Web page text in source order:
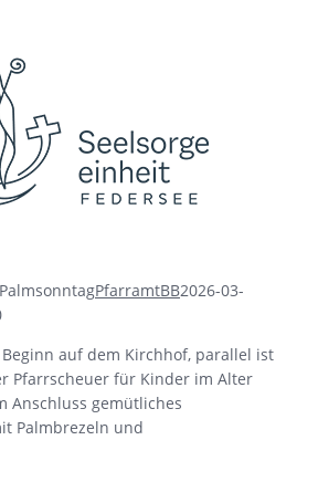
PfarramtBB2026-03-
auf dem Kirchhof, parallel ist
Pfarrscheuer für Kinder im Alter
Anschluss gemütliches
Palmbrezeln und